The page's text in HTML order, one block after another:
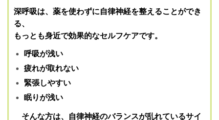
深呼吸は、薬を使わずに自律神経を整えることができ
る、
もっとも身近で効果的なセルフケアです。
呼吸が浅い
疲れが取れない
緊張しやすい
眠りが浅い
そんな方は、自律神経のバランスが乱れているサイ